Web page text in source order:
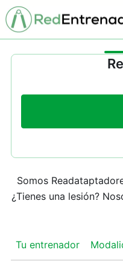
Somos
¿Tienes una lesión?
Tu entrenador